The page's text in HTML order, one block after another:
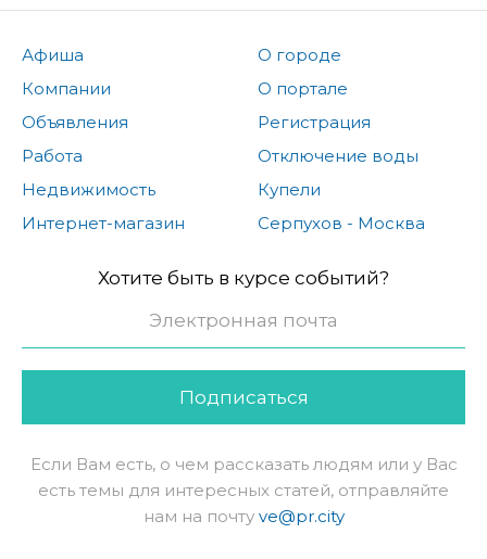
Афиша
Компании
Объявления
Работа
Недвижимость
Интернет-магазин
О городе
О портале
Регистрация
Отключение воды
Купели
Серпухов - Москва
Хотите быть в курсе событий?
Подписаться
Если Вам есть, о чем рассказать людям или у Вас
есть темы для интересных статей, отправляйте
нам на почту ve@pr.city